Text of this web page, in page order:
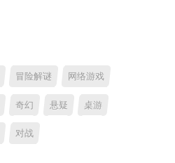
冒险解谜 网络游戏
奇幻 悬疑 桌游
对战